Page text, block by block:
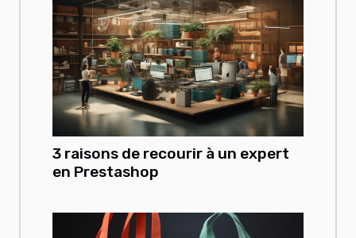
3 raisons de recourir à un expert
en Prestashop